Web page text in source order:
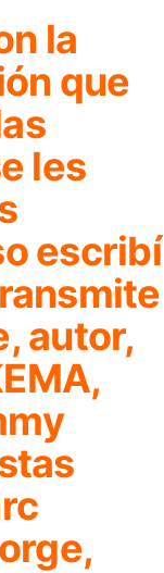
la
que
les
escribí
autor,